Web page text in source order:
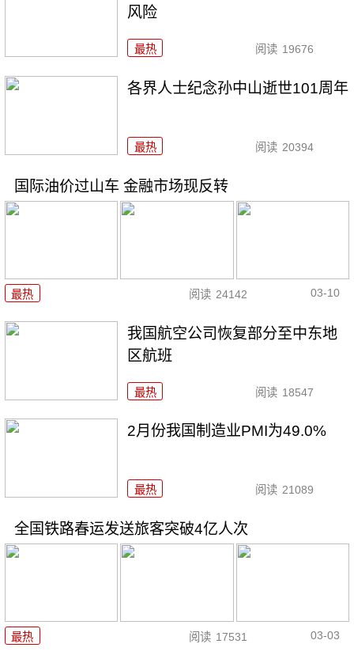
风险
最热 阅读 19676
各界人士纪念孙中山逝世101周年
最热 阅读 20394
国际油价过山车 金融市场现反转
最热 阅读 24142 03-10
我国航空公司恢复部分至中东地
区航班
最热 阅读 18547
2月份我国制造业PMI为49.0%
最热 阅读 21089
全国铁路春运发送旅客突破4亿人次
最热 阅读 17531 03-03